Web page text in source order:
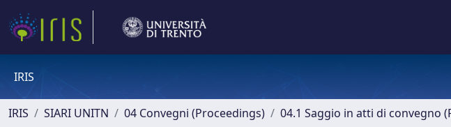
IRIS
IRIS SIARI UNITN 04 Convegni (Proceedings) 04.1 Saggio in atti di convegno